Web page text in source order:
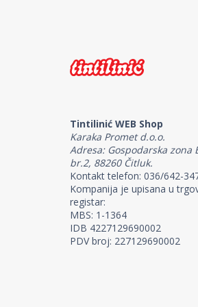
Tintilinić WEB Shop
Karaka Promet d.o.o.
Adresa: Gospodarska zona
br.2, 88260 Čitluk.
Kontakt telefon: 036/642-
Kompanija je upisana u
registar:
MBS: 1-1364
IDB 4227129690002
PDV broj: 227129690002